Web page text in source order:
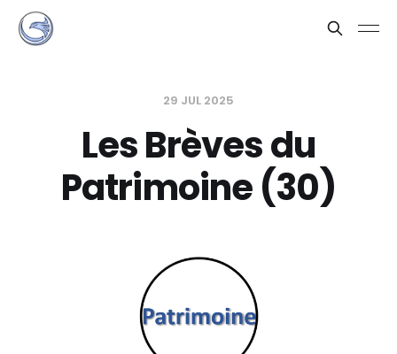
29 JUL 2025
Les Brèves du
Patrimoine (30)